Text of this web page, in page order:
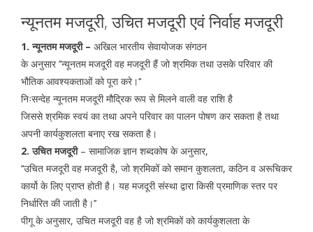
न्यूनतम मजदूरी, उचित मजदूरी एवं निर्वाह मजदूरी
1. न्यूनतम मजदूरी – अखिल भारतीय सेवायोजक संगठन
के अनुसार ’’न्यूनतम मजदूरी वह मजदूरी हैं जो श्रमिक तथा उसके परिवार की
भौतिक आवश्यकताओं को पूरा करे।‘‘
निःसन्देह न्यूनतम मजदूरी मौद्रिक रूप से मिलने वाली वह राशि है
जिससे श्रमिक स्वयं का तथा अपने परिवार का पालन पोषण कर सकता है तथा
अपनी कार्यकुशलता बनाए रख सकता है।
2. उचित मजदूरी – सामाजिक ज्ञान शब्दकोष के अनुसार,
‘‘उचित मजदूरी वह मजदूरी है, जो श्रमिकों को समान कुशलता, कठिन व अरूचिकर
कार्यो के लिए प्राप्त होती है। यह मजदूरी संस्था द्वारा किसी प्रमाणिक स्तर पर
निर्धारित की जाती है।’’
पीगू के अनुसार, उचित मजदूरी वह है जो श्रमिकों को कार्यकुशलता के